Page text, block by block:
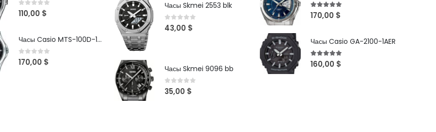
0out of 5
110,00 $
Часы Casio MTS-100D-1AV
0out of 5
170,00 $
Часы Skmei 2553 blk
0 out of 5
43,00 $
Часы Skmei 9096 bb
0out of 5
35,00 $
5out of 5
170,00 $
Часы Casio GA-2100-1AER
5out of 5
160,00 $